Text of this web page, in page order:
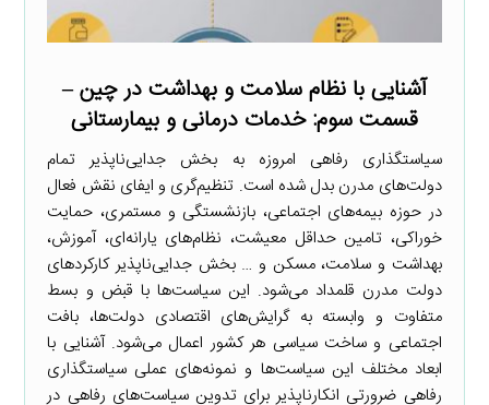
آشنایی با نظام سلامت و بهداشت در چین –
قسمت سوم: خدمات درمانی و بیمارستانی
سیاستگذاری رفاهی امروزه به بخش جدایی‌ناپذیر تمام
دولت‌های مدرن بدل شده است. تنظیم‌گری و ایفای نقش فعال
در حوزه بیمه‌های اجتماعی، بازنشستگی و مستمری، حمایت
خوراکی، تامین حداقل معیشت، نظام‌های یارانه‌ای، آموزش،
بهداشت و سلامت، مسکن و … بخش جدایی‌ناپذیر کارکردهای
دولت مدرن قلمداد می‌شود. این سیاست‌ها با قبض و بسط
متفاوت و وابسته به گرایش‌های اقتصادی دولت‌ها، بافت
اجتماعی و ساخت سیاسی هر کشور اعمال می‌شود. آشنایی با
ابعاد مختلف این سیاست‌ها و نمونه‌های عملی سیاستگذاری
رفاهی ضرورتی انکارناپذیر برای تدوین سیاست‌های رفاهی در